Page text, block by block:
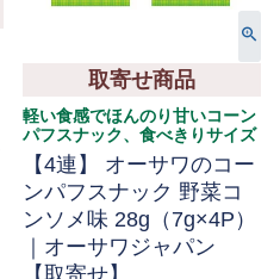
取寄せ商品
軽い食感でほんのり甘いコーン
パフスナック、食べきりサイズ
【4連】 オーサワのコー
ンパフスナック 野菜コ
ンソメ味 28g（7g×4P）
｜オーサワジャパン
【取寄せ】